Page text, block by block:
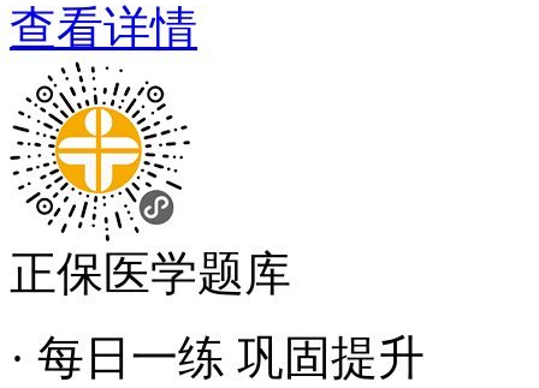
查看详情
正保医学题库
· 每日一练 巩固提升